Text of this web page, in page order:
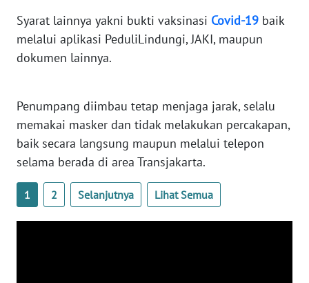
Syarat lainnya yakni bukti vaksinasi Covid-19 baik
melalui aplikasi PeduliLindungi, JAKI, maupun
dokumen lainnya.
Penumpang diimbau tetap menjaga jarak, selalu
memakai masker dan tidak melakukan percakapan,
baik secara langsung maupun melalui telepon
selama berada di area Transjakarta.
1 2 Selanjutnya Lihat Semua
BABEL
WN
WN
SUMSEL
WN
BENGKULU